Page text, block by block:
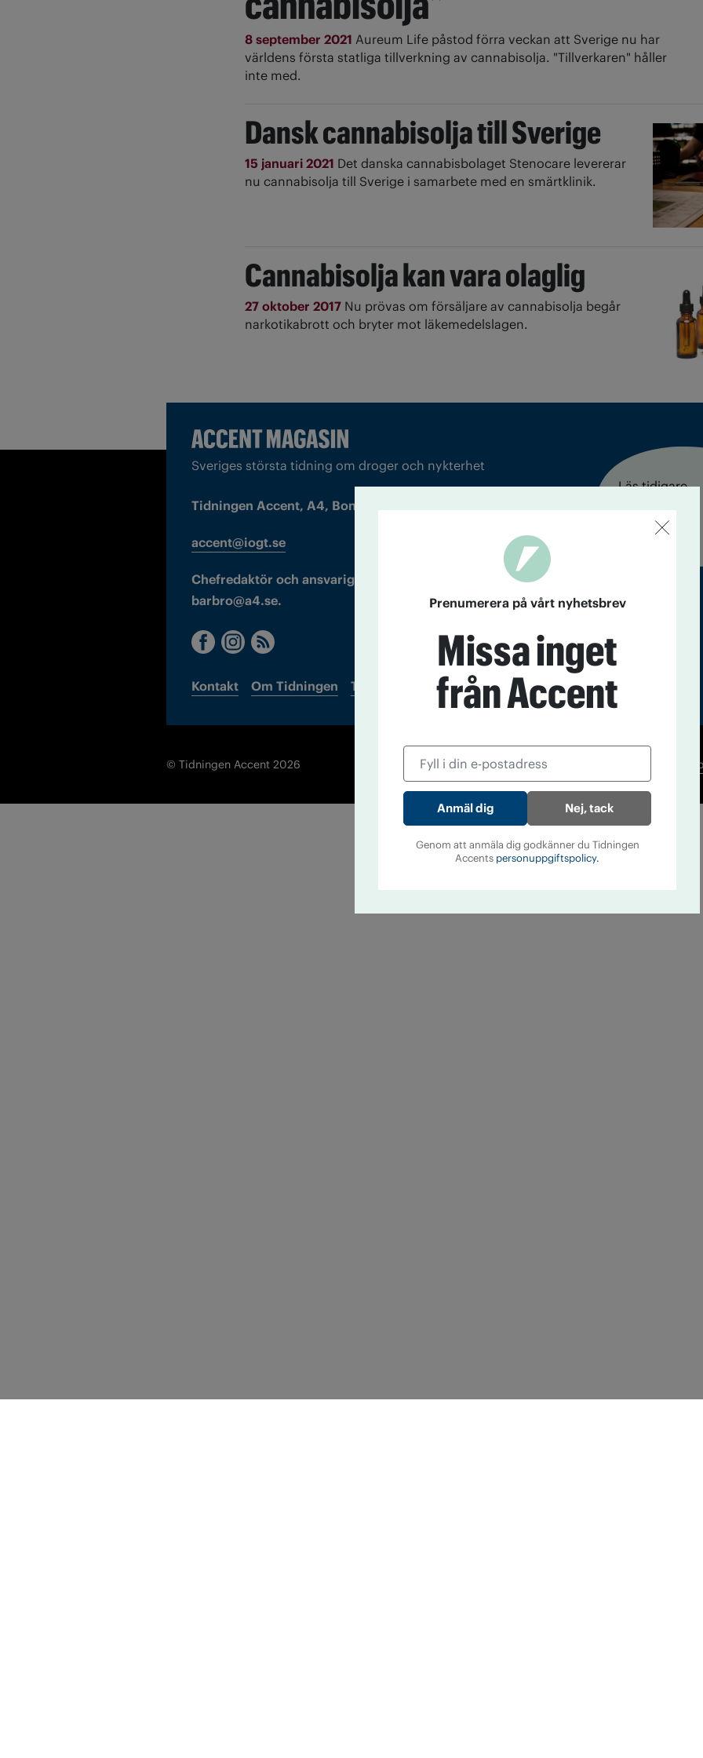
8 september 2021 Aureum Life påstod förra veckan att Sverige nu har
världens första statliga tillverkning av cannabisolja. "Tillverkaren" håller
inte med.
Dansk cannabisolja till Sverige
15 januari 2021 Det danska cannabisbolaget Stenocare levererar
nu cannabisolja till Sverige i samarbete med en smärtklinik.
Cannabisolja kan vara olaglig
27 oktober 2017 Nu prövas om försäljare av cannabisolja begår
narkotikabrott och bryter mot läkemedelslagen.
Sveriges största tidning om droger och nykterhet
Tidningen Accent, A4, Bondegatan 21, 116 33 Stockholm
accent@iogt.se
Chefredaktör och ansvarig utgivare: Barbro Janson Lundkvist,
barbro@a4.se.
Kontakt Om Tidningen Tidningsarkiv In English
Läs tidigare
nummer av
Accent
© Tidningen Accent 2026
Prenumerera på vårt nyhetsbrev
Missa inget
från Accent
Nej, tack
Genom att anmäla dig godkänner du Tidningen
Accents personuppgiftspolicy.